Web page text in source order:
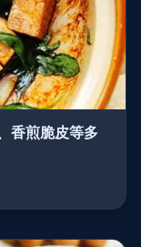
香煎脆皮等多